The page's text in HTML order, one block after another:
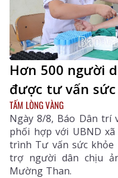
Hơn 500 người
được tư vấn
TẤM LÒNG VÀNG
Ngày 8/8, Báo Dân trí
phối hợp với UBND
trình Tư vấn sức khỏe
trợ người dân chịu
Mường Than.